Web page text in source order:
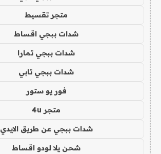
متجر تقسيط
شدات ببجي اقساط
شدات ببجي تمارا
شدات ببجي تابي
فور يو ستور
متجر 4u
شدات ببجي عن طريق الايدي
شحن يلا لودو اقساط